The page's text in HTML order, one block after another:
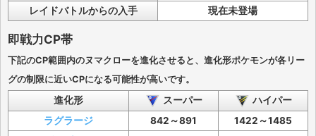
レイドバトルからの入手
現在未登場
即戦力CP帯
下記のCP範囲内のヌマクローを進化させると、進化形ポケモンが各リー
グの制限に近いCPになる可能性が高いです。
進化形 スーパー
ハイパー
ラグラージ
842～891
1422～1485